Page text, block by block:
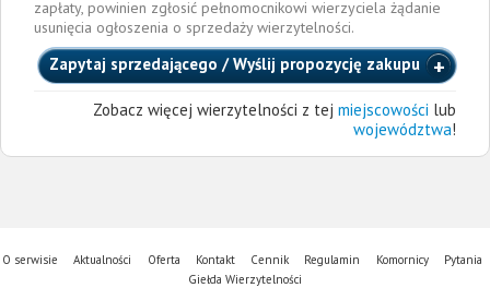
zapłaty, powinien zgłosić pełnomocnikowi wierzyciela żądanie
usunięcia ogłoszenia o sprzedaży wierzytelności.
Zapytaj sprzedającego / Wyślij propozycję zakupu
Zobacz więcej wierzytelności z tej miejscowości lub
województwa!
O serwisie Aktualności Oferta Kontakt Cennik Regulamin Komornicy
Pytania
Giełda Wierzytelności